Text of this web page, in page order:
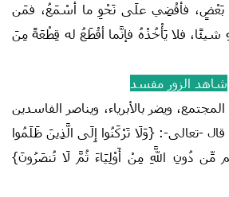
بَعْضٍ، فأقْضِي علَى نَحْوِ ما أسْمَعُ، فمَن
فلا يَأْخُذْهُ فإنَّما أقْطَعُ له قِطْعَةً مِنَ
شاهد الزور مفسد
ويضر بالأبرياء، ويناصر الفاسدين
-تعالى-: {وَلَا تَرْكَنُوا إِلَى الَّذِينَ ظَلَمُوا
مِّن دُونِ اللَّهِ مِنْ أَوْلِيَاءَ ثُمَّ لَا تُنصَرُونَ}